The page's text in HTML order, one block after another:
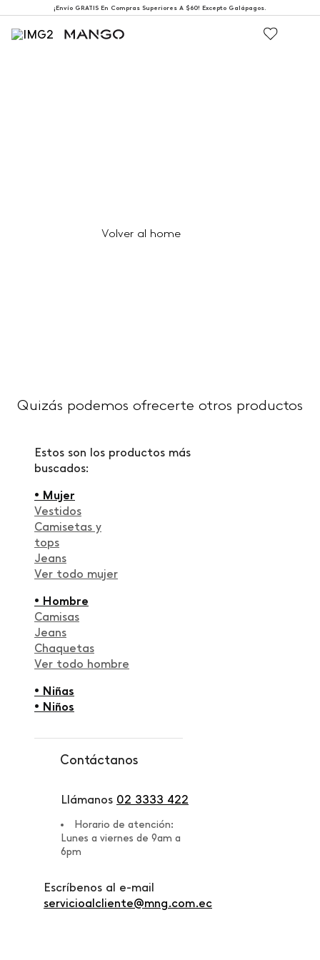
¡Envío GRATIS En Compras Superiores A $60! Excepto Galápagos.
Volver al home
Quizás podemos ofrecerte otros productos
Estos son los productos más
buscados:
• Mujer
Vestidos
Camisetas y
tops
Jeans
Ver todo mujer
• Hombre
Camisas
Jeans
Chaquetas
Ver todo hombre
• Niñas
• Niños
Contáctanos
Llámanos 02 3333 422
Horario de atención:
Lunes a viernes de 9am a
6pm
Escríbenos al e-mail
servicioalcliente@mng.com.ec